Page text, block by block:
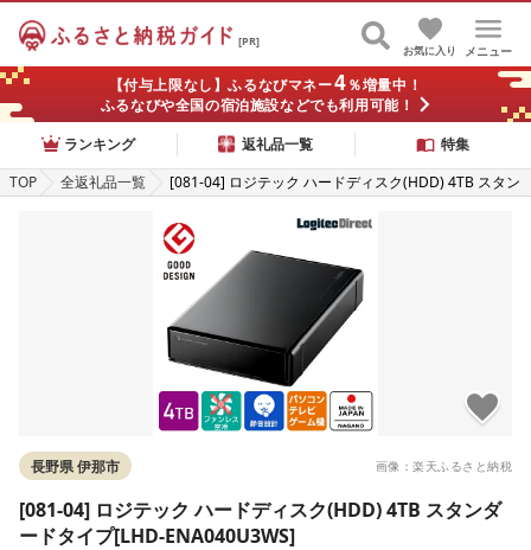
[PR]
メニュー
お気に入り
【付与上限なし】ふるなびマネー4％増量中！
ふるなびや全国の宿泊施設などでも利用可能！
ランキング
返礼品一覧
特集
TOP
全返礼品一覧
[081-04] ロジテック ハードディスク(HDD) 4TB スタン
画像：楽天ふるさと納税
長野県 伊那市
[081-04] ロジテック ハードディスク(HDD) 4TB スタンダ
ードタイプ[LHD-ENA040U3WS]